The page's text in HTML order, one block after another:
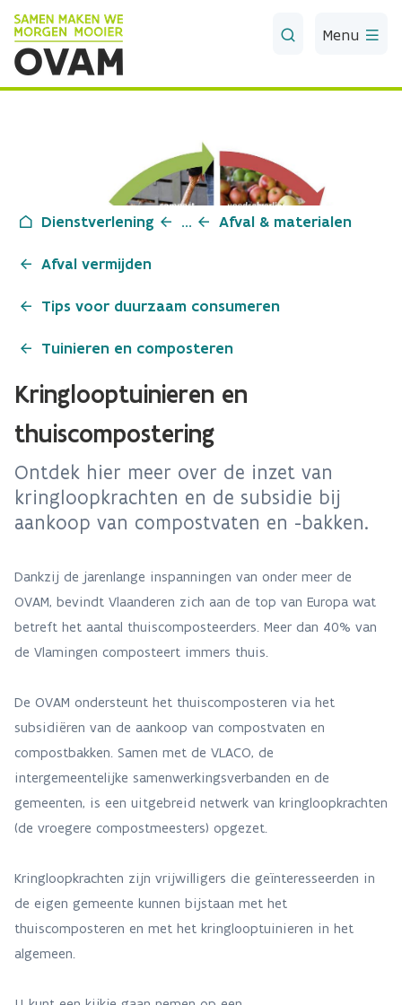
Skip to Main Content
Menu
Dienstverlening ... Afval & materialen
Afval vermijden
Tips voor duurzaam consumeren
Tuinieren en composteren
Kringlooptuinieren en
thuiscompostering
Ontdek hier meer over de inzet van
kringloopkrachten en de subsidie bij
aankoop van compostvaten en -bakken.
Dankzij de jarenlange inspanningen van onder meer de
OVAM, bevindt Vlaanderen zich aan de top van Europa wat
betreft het aantal thuiscomposteerders. Meer dan 40% van
de Vlamingen composteert immers thuis.
De OVAM ondersteunt het thuiscomposteren via het
subsidiëren van de aankoop van compostvaten en
compostbakken. Samen met de VLACO, de
intergemeentelijke samenwerkingsverbanden en de
gemeenten, is een uitgebreid netwerk van kringloopkrachten
(de vroegere compostmeesters) opgezet.
Kringloopkrachten zijn vrijwilligers die geïnteresseerden in
de eigen gemeente kunnen bijstaan met het
thuiscomposteren en met het kringlooptuinieren in het
algemeen.